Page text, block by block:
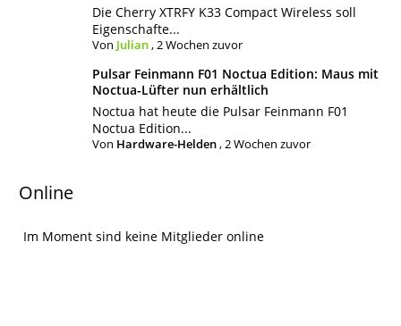
Die Cherry XTRFY K33 Compact Wireless soll
Eigenschafte...
Von Julian,2 Wochen zuvor
Pulsar Feinmann F01 Noctua Edition: Maus mit
Noctua-Lüfter nun erhältlich
Noctua hat heute die Pulsar Feinmann F01
Noctua Edition...
Von Hardware-Helden,2 Wochen zuvor
Online
Im Moment sind keine Mitglieder online